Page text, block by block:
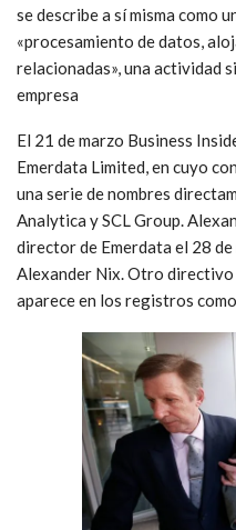
se describe a sí misma como
«procesamiento de datos,
relacionadas», una actividad
empresa
El 21 de marzo Business
Emerdata Limited, en cuyo
una serie de nombres
Analytica y SCL Group.
director de Emerdata el 28
Alexander Nix. Otro directivo
aparece en los registros